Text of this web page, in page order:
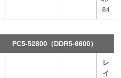
84
PC5-52800（DDR5-6600）
レ
イ